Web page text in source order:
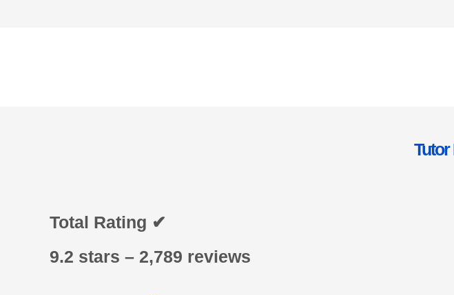
Tutor
Total Rating ✔
9.2 stars – 2,789 reviews